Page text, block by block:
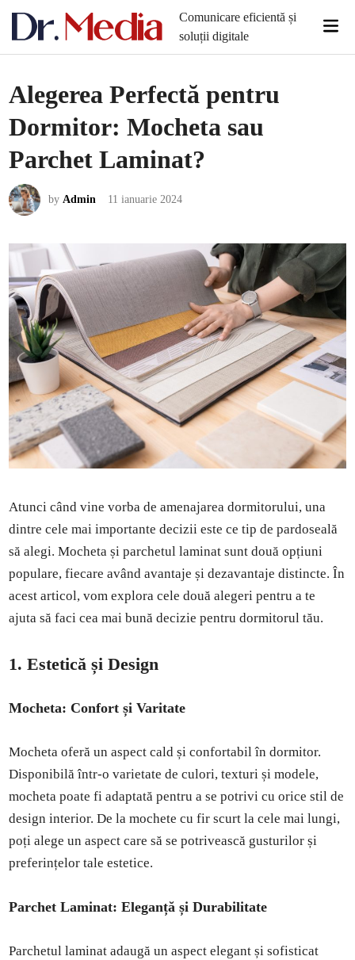
Comunicare eficientă și
soluții digitale
Alegerea Perfectă pentru
Dormitor: Mocheta sau
Parchet Laminat?
byAdmin 11 ianuarie 2024
Atunci când vine vorba de amenajarea dormitorului, una
dintre cele mai importante decizii este ce tip de pardoseală
să alegi. Mocheta și parchetul laminat sunt două opțiuni
populare, fiecare având avantaje și dezavantaje distincte. În
acest articol, vom explora cele două alegeri pentru a te
ajuta să faci cea mai bună decizie pentru dormitorul tău.
1. Estetică și Design
Mocheta: Confort și Varitate
Mocheta oferă un aspect cald și confortabil în dormitor.
Disponibilă într-o varietate de culori, texturi și modele,
mocheta poate fi adaptată pentru a se potrivi cu orice stil de
design interior. De la mochete cu fir scurt la cele mai lungi,
poți alege un aspect care să se potrivească gusturilor și
preferințelor tale estetice.
Parchet Laminat: Eleganță și Durabilitate
Parchetul laminat adaugă un aspect elegant și sofisticat